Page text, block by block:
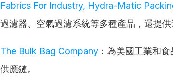
Fabrics For Industry, Hydra-Matic
過濾器、空氣過濾系統等多種產品，還提供
The Bulk Bag Company ：為美國工業和
供應鏈。